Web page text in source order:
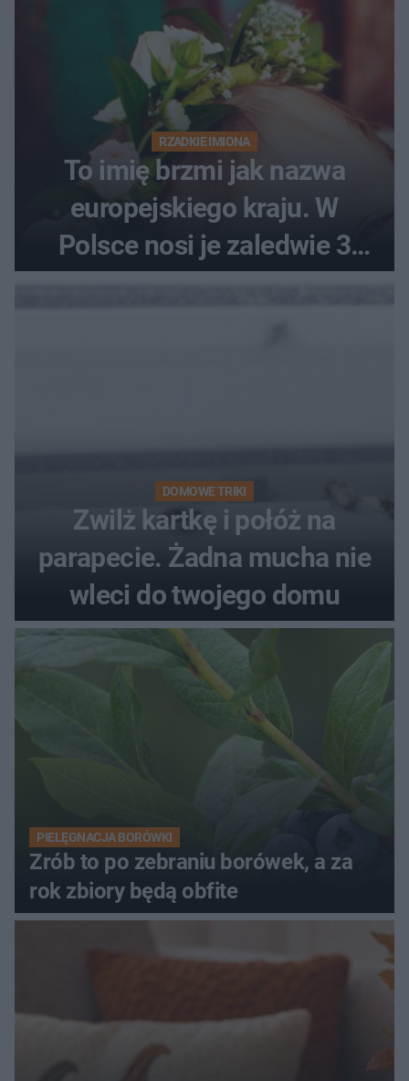
RZADKIE IMIONA
To imię brzmi jak nazwa
europejskiego kraju. W
Polsce nosi je zaledwie 3
DOMOWE TRIKI
Zwilż kartkę i połóż na
parapecie. Żadna mucha nie
wleci do twojego domu
PIELĘGNACJA BORÓWKI
Zrób to po zebraniu borówek, a za
rok zbiory będą obfite